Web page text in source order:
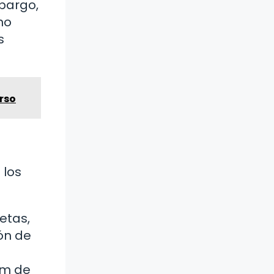
de
de